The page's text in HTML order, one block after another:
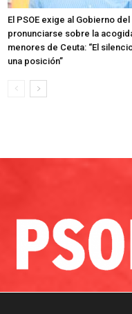
El PSOE exige al Gobierno del
pronunciarse sobre la
menores de Ceuta: “El
una posición”